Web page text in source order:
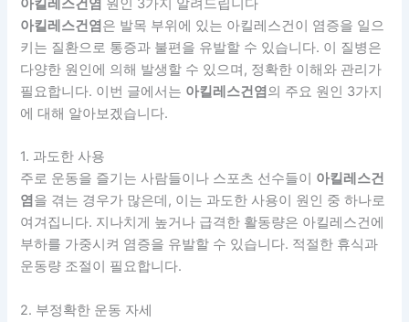
아킬레스건염 원인 3가지 알려드립니다
아킬레스건염 은 발목 부위에 있는 아킬레스건이 염증을 일으
키는 질환으로 통증과 불편을 유발할 수 있습니다. 이 질병은
다양한 원인에 의해 발생할 수 있으며, 정확한 이해와 관리가
필요합니다. 이번 글에서는 아킬레스건염 의 주요 원인 3가지
에 대해 알아보겠습니다.
1. 과도한 사용
주로 운동을 즐기는 사람들이나 스포츠 선수들이 아킬레스건
염 을 겪는 경우가 많은데, 이는 과도한 사용이 원인 중 하나로
여겨집니다. 지나치게 높거나 급격한 활동량은 아킬레스건에
부하를 가중시켜 염증을 유발할 수 있습니다. 적절한 휴식과
운동량 조절이 필요합니다.
2. 부정확한 운동 자세